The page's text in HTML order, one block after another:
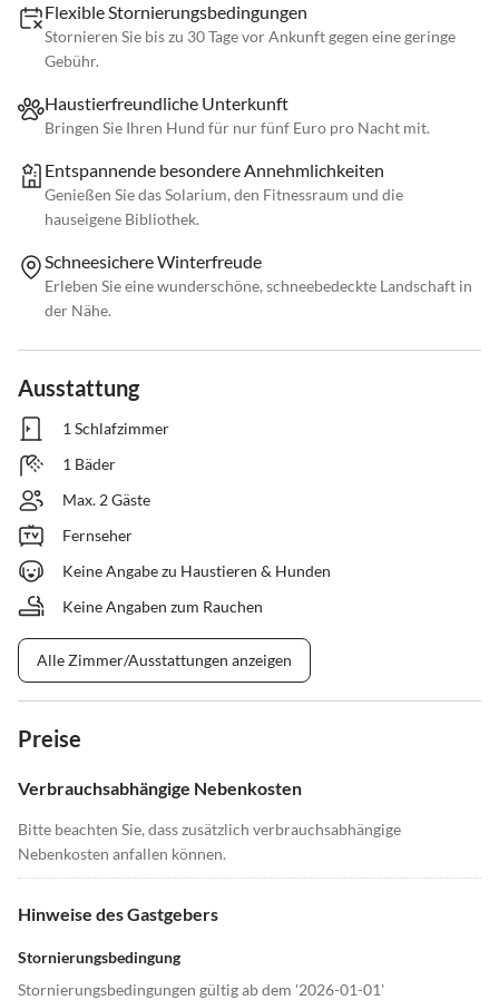
Flexible Stornierungsbedingungen
Stornieren Sie bis zu 30 Tage vor Ankunft gegen eine geringe
Gebühr.
Haustierfreundliche Unterkunft
Bringen Sie Ihren Hund für nur fünf Euro pro Nacht mit.
Entspannende besondere Annehmlichkeiten
Genießen Sie das Solarium, den Fitnessraum und die
hauseigene Bibliothek.
Schneesichere Winterfreude
Erleben Sie eine wunderschöne, schneebedeckte Landschaft in
der Nähe.
Ausstattung
1 Schlafzimmer
1 Bäder
Max. 2 Gäste
Fernseher
Keine Angabe zu Haustieren & Hunden
Keine Angaben zum Rauchen
Alle Zimmer/Ausstattungen anzeigen
Preise
Verbrauchsabhängige Nebenkosten
Bitte beachten Sie, dass zusätzlich verbrauchsabhängige
Nebenkosten anfallen können.
Hinweise des Gastgebers
Stornierungsbedingung
Stornierungsbedingungen gültig ab dem '2026-01-01'